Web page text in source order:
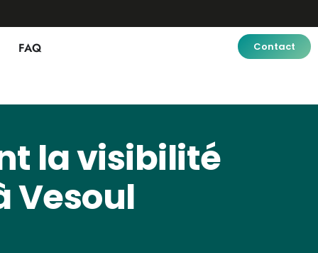
FAQ Contact
la visibilité
Vesoul